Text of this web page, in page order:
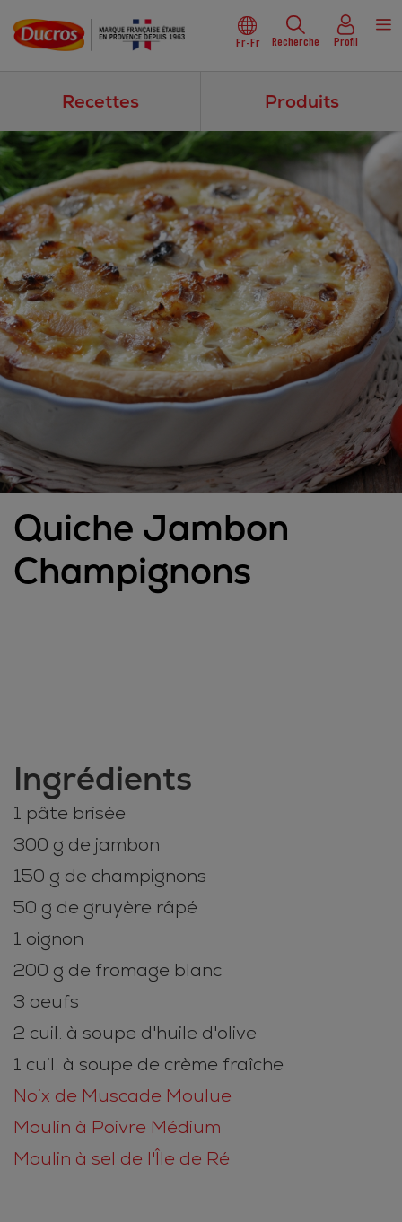
Fr-Fr Recherche Profil
Recettes Produits
Quiche Jambon
Champignons
Ingrédients
1 pâte brisée
300 g de jambon
150 g de champignons
50 g de gruyère râpé
1 oignon
200 g de fromage blanc
3 oeufs
2 cuil. à soupe d'huile d'olive
1 cuil. à soupe de crème fraîche
Noix de Muscade Moulue
Moulin à Poivre Médium
Moulin à sel de l'Île de Ré